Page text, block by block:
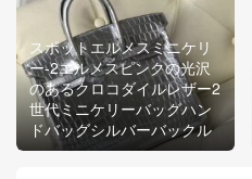
スポットエルメスミニケリ
ー-2エルメスピンクの光沢
のあるクロコダイルレザー2
世代ミニケリーバッグハン
ドバッグシルバーバックル